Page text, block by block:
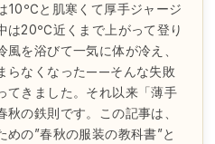
10℃と肌寒くて厚手ジャージ
は20℃近くまで上がって登り
風を浴びて一気に体が冷え、
らなくなった——そんな失敗
てきました。それ以来「薄手
秋の鉄則です。この記事は、
めの”春秋の服装の教科書”と